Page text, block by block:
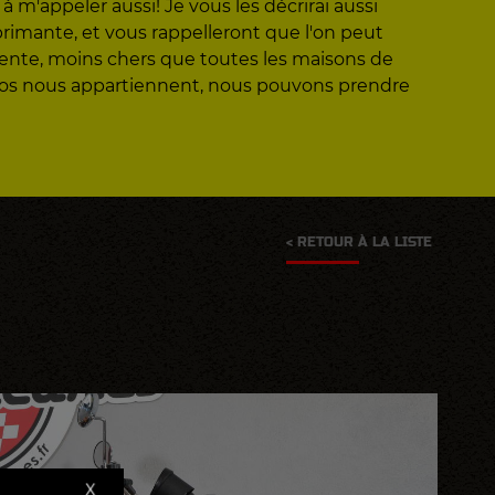
aussi! Je vous les décrirai aussi
et vous rappelleront que l'on peut
moins chers que toutes les maisons de
nous appartiennent, nous pouvons prendre
< RETOUR À LA LISTE
X